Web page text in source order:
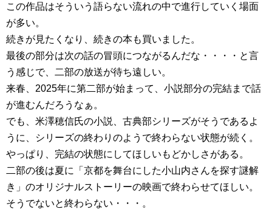
この作品はそういう語らない流れの中で進行していく場面
が多い。
続きが見たくなり、続きの本も買いました。
最後の部分は次の話の冒頭につながるんだな・・・・と言
う感じで、二部の放送が待ち遠しい。
来春、2025年に第二部が始まって、小説部分の完結まで話
が進むんだろうなぁ。
でも、米澤穂信氏の小説、古典部シリーズがそうであるよ
うに、シリーズの終わりのようで終わらない状態が続く。
やっぱり、完結の状態にしてほしいもどかしさがある。
二部の後は夏に「京都を舞台にした小山内さんを探す謎解
き」のオリジナルストーリーの映画で終わらせてほしい。
そうでないと終わらない・・・。